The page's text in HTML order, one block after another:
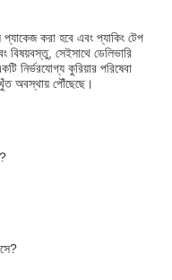
প্যাকেজ করা হবে এবং প্যাকিং টেপ
বিষয়বস্তু, সেইসাথে ডেলিভারি
নির্ভরযোগ্য কুরিয়ার পরিষেবা
অবস্থায় পৌঁছেছে।